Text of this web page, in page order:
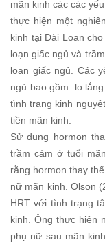
mãn kinh các các
thực hiện một
kinh tại Đài Loan
loạn giấc ngủ và
loạn giấc ngủ. Các
ngủ bao gồm: lo
tình trạng kinh
tiền mãn kinh.
Sử dụng hormon
trầm cảm ở tuổi
rằng hormon thay
nữ mãn kinh. Olson
HRT với tình trạng
kinh. Ông thực hiện
phụ nữ sau mãn